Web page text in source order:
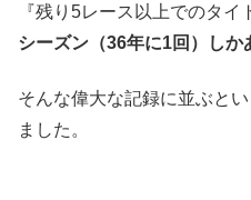
『残り5レース以上でのタイ
シーズン（36年に1回）しか
そんな偉大な記録に並ぶと
ました。